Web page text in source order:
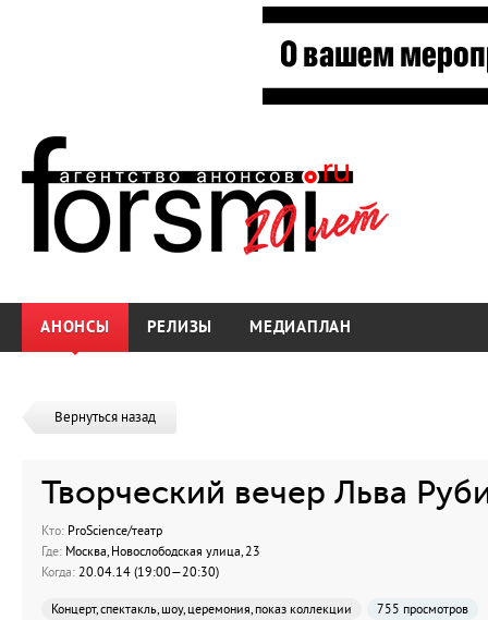
АНОНСЫ РЕЛИЗЫ МЕДИАПЛАН
Вернуться назад
Творческий вечер Льва
Кто: ProScience/театр
Где: Москва, Новослободская улица, 23
Когда: 20.04.14 (19:00—20:30)
Концерт, спектакль, шоу, церемония, показ коллекции 755 просмотров